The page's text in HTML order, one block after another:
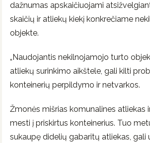
dažnumas apskaičiuojami
skaičių ir atliekų kiekį konkrečiame
objekte.
„Naudojantis nekilnojamojo turto
atliekų surinkimo aikštele, gali kilti
konteinerių perpildymo ir netvarkos.
Žmonės mišrias komunalines atliekas
mesti į priskirtus konteinerius. Tuo
sukaupę didelių gabaritų atliekas, gali